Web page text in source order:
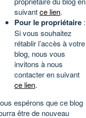
suivantce lien.
Pour le propriétaire :
Si vous souhaitez
rétablir l’accès à votre
blog, nous vous
invitons à nous
contacter en suivant
ce lien.
espérons que ce blog
être de nouveau